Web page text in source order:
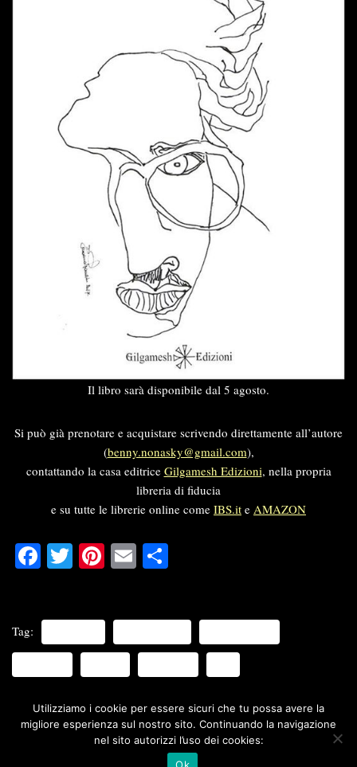
Il libro sarà disponibile dal 5 agosto.
Si può già prenotare e acquistare scrivendo direttamente all’autore
(benny.nonasky@gmail.com),
contattando la casa editrice Gilgamesh Edizioni, nella propria
libreria di fiducia
e su tutte le librerie online come IBS.it e AMAZON
Fa
ce
ok
T
wi
r
Pi
nt
es
t
E
m
vi
di
Tag:
Utilizziamo i cookie per essere sicuri che tu possa avere la
migliore esperienza sul nostro sito. Continuando la navigazione
nel sito autorizzi l’uso dei cookies:
Ok